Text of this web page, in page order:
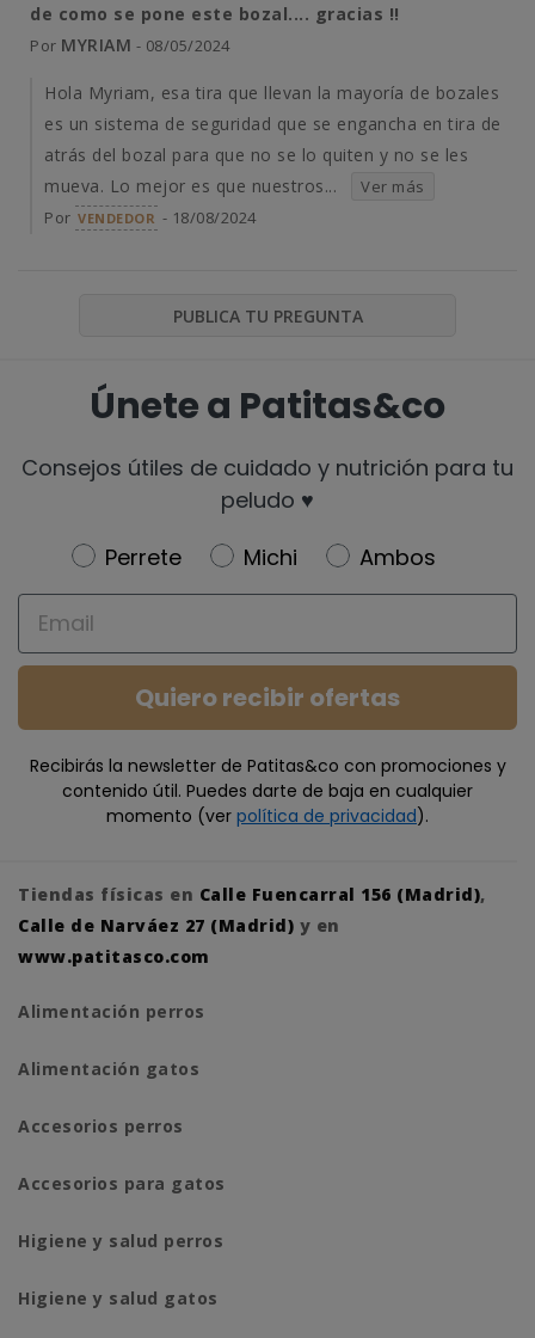
de como se pone este bozal.... gracias !!
Por MYRIAM - 08/05/2024
Hola Myriam, esa tira que llevan la mayoría de bozales
es un sistema de seguridad que se engancha en tira de
atrás del bozal para que no se lo quiten y no se les
mueva. Lo mejor es que nuestros...
Ver más
Por VENDEDOR - 18/08/2024
PUBLICA TU PREGUNTA
Únete a Patitas&co
Consejos útiles de cuidado y nutrición para tu
peludo ♥️
Newsletter
Perrete Michi
Ambos
Email
Quiero recibir ofertas
Recibirás la newsletter de Patitas&co con promociones y
contenido útil. Puedes darte de baja en cualquier
momento (ver política de privacidad).
Tiendas físicas en Calle Fuencarral 156 (Madrid),
Calle de Narváez 27 (Madrid) y en
www.patitasco.com
Alimentación perros
Alimentación gatos
Accesorios perros
Accesorios para gatos
Higiene y salud perros
Higiene y salud gatos